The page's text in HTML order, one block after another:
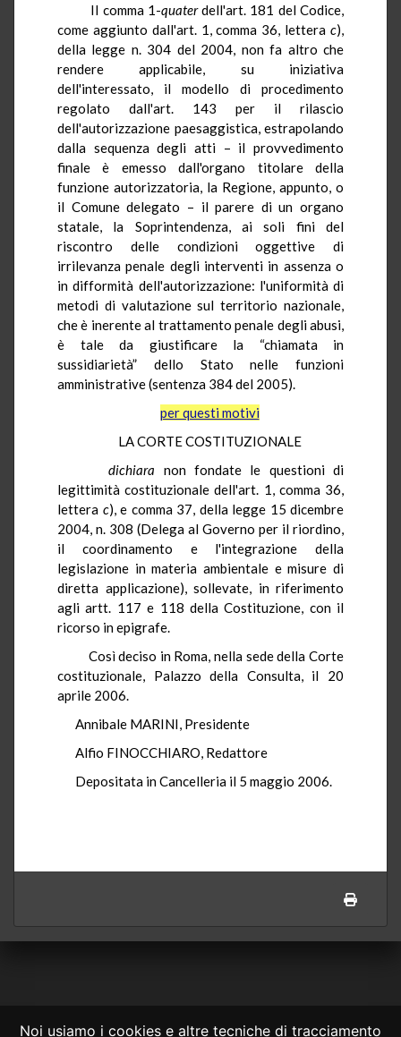
Noi usiamo i cookies e altre tecniche di tracciamento
Il comma 1-quaterdell'art. 181 del Codice,
come aggiunto dall'art. 1, comma 36, lettera c),
della legge n. 304 del 2004, non fa altro che
rendere applicabile, su iniziativa
dell'interessato, il modello di procedimento
regolato dall'art. 143 per il rilascio
dell'autorizzazione paesaggistica, estrapolando
dalla sequenza degli atti – il provvedimento
finale è emesso dall'organo titolare della
funzione autorizzatoria, la Regione, appunto, o
il Comune delegato – il parere di un organo
statale, la Soprintendenza, ai soli fini del
riscontro delle condizioni oggettive di
irrilevanza penale degli interventi in assenza o
in difformità dell'autorizzazione: l'uniformità di
metodi di valutazione sul territorio nazionale,
che è inerente al trattamento penale degli abusi,
è tale da giustificare la “chiamata in
sussidiarietà” dello Stato nelle funzioni
amministrative (sentenza 384 del 2005).
per questi motivi
LA CORTE COSTITUZIONALE
dichiara non fondate le questioni di
legittimità costituzionale dell'art. 1, comma 36,
lettera c), e comma 37, della legge 15 dicembre
2004, n. 308 (Delega al Governo per il riordino,
il coordinamento e l'integrazione della
legislazione in materia ambientale e misure di
diretta applicazione), sollevate, in riferimento
agli artt. 117 e 118 della Costituzione, con il
ricorso in epigrafe.
Così deciso in Roma, nella sede della Corte
costituzionale, Palazzo della Consulta, il 20
aprile 2006.
Annibale MARINI, Presidente
Alfio FINOCCHIARO, Redattore
Depositata in Cancelleria il 5 maggio 2006.